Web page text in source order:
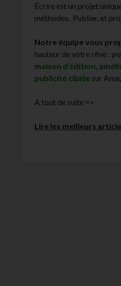
Écrire est un projet
méthodes. Publier, et
Notre équipe vous
hauteur de votre rêve :
maison d’édition,
publicité ciblée sur
A tout de suite =>
Lire les meilleurs